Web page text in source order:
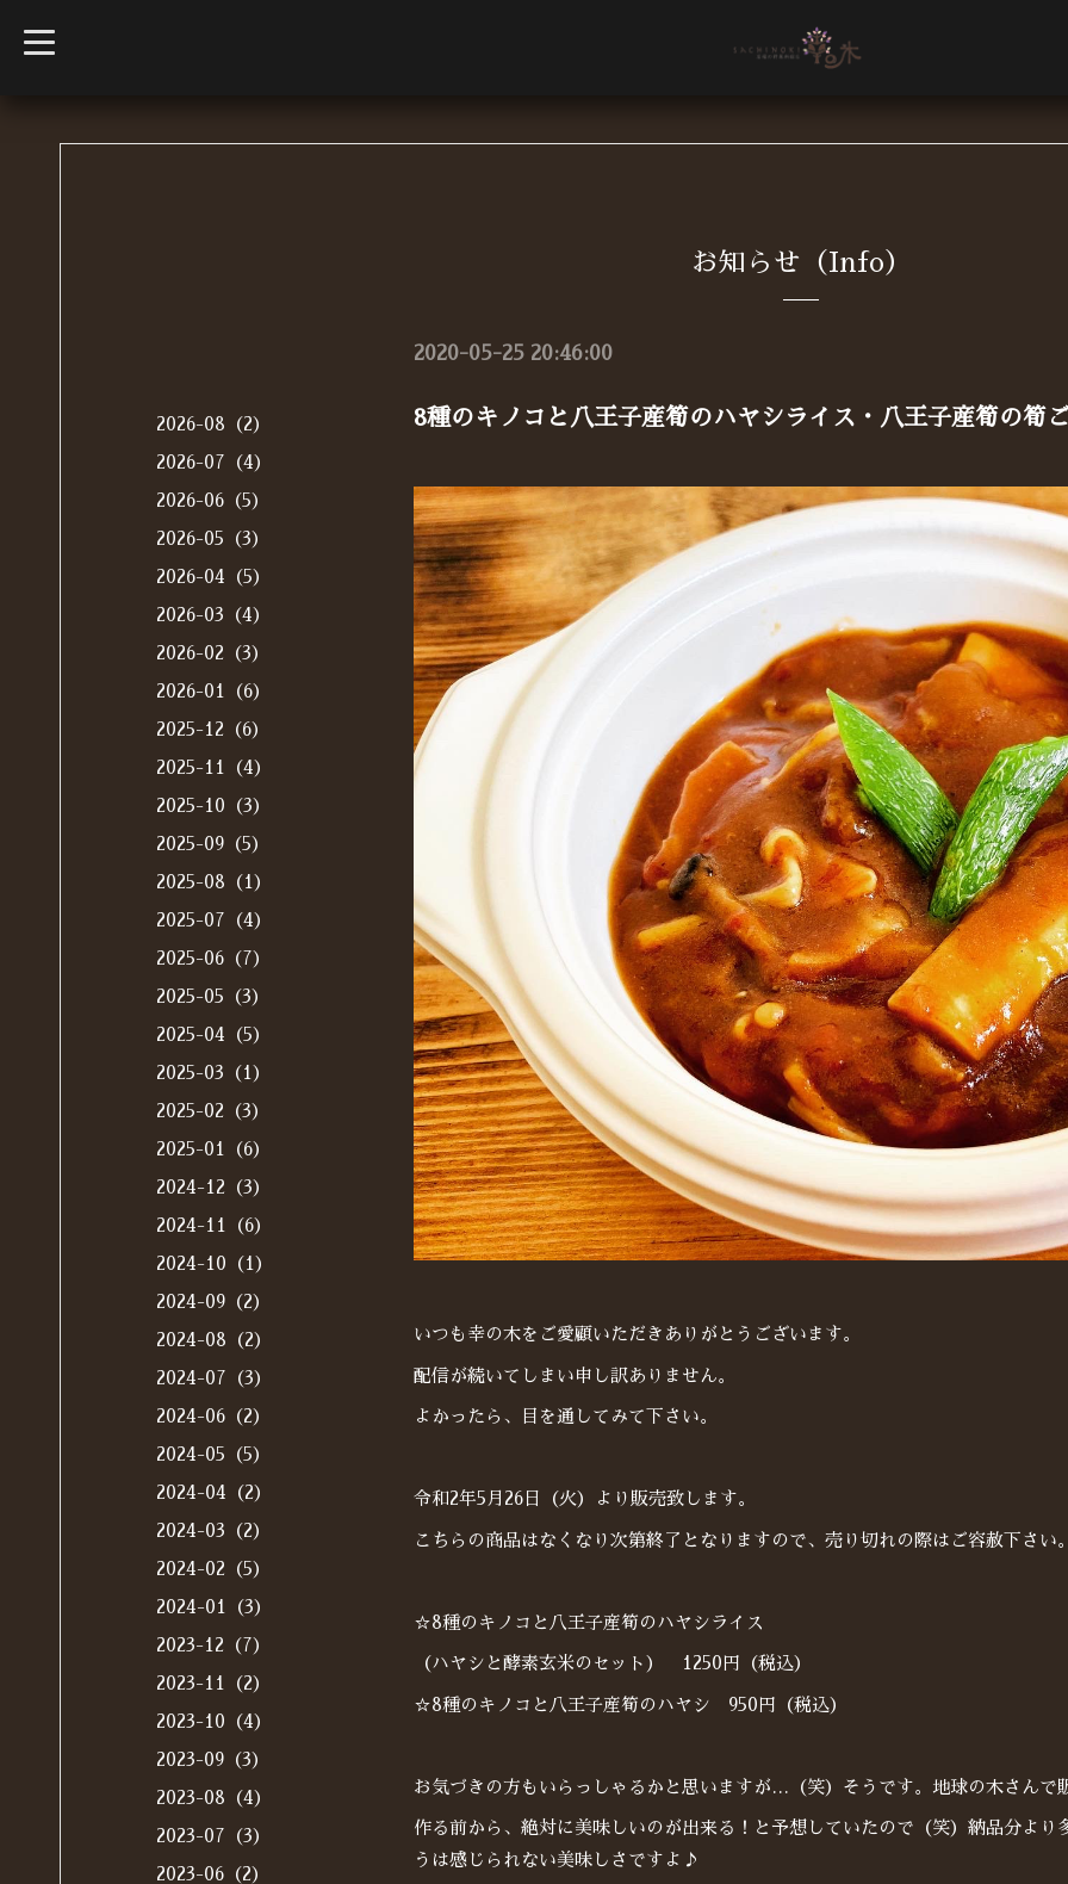
t
o
お知らせ（Info）
2020-05-25 20:46:00
8種のキノコと八王子産筍のハヤシライス・八王子産筍の筍
いつも幸の木をご愛顧いただきありがとうございます。
配信が続いてしまい申し訳ありません。
よかったら、目を通してみて下さい。
令和2年5月26日（火）より販売致します。
こちらの商品はなくなり次第終了となりますので、売り切れの際はご容赦下さい
☆8種のキノコと八王子産筍のハヤシライス
（ハヤシと酵素玄米のセット） 1250円（税込）
☆8種のキノコと八王子産筍のハヤシ 950円（税込）
お気づきの方もいらっしゃるかと思いますが…（笑）そうです。地球の木さんで
作る前から、絶対に美味しいのが出来る！と予想していたので（笑）納品分よ
うは感じられない美味しさですよ♪
2026-08（2）
2026-07（4）
2026-06（5）
2026-05（3）
2026-04（5）
2026-03（4）
2026-02（3）
2026-01（6）
2025-12（6）
2025-11（4）
2025-10（3）
2025-09（5）
2025-08（1）
2025-07（4）
2025-06（7）
2025-05（3）
2025-04（5）
2025-03（1）
2025-02（3）
2025-01（6）
2024-12（3）
2024-11（6）
2024-10（1）
2024-09（2）
2024-08（2）
2024-07（3）
2024-06（2）
2024-05（5）
2024-04（2）
2024-03（2）
2024-02（5）
2024-01（3）
2023-12（7）
2023-11（2）
2023-10（4）
2023-09（3）
2023-08（4）
2023-07（3）
2023-06（2）